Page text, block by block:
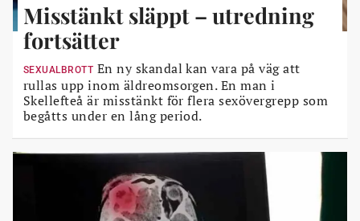
Misstänkt släppt – utredning
fortsätter
SEXUALBROTT En ny skandal kan vara på väg att
rullas upp inom äldreomsorgen. En man i
Skellefteå är misstänkt för flera sexövergrepp som
begåtts under en lång period.